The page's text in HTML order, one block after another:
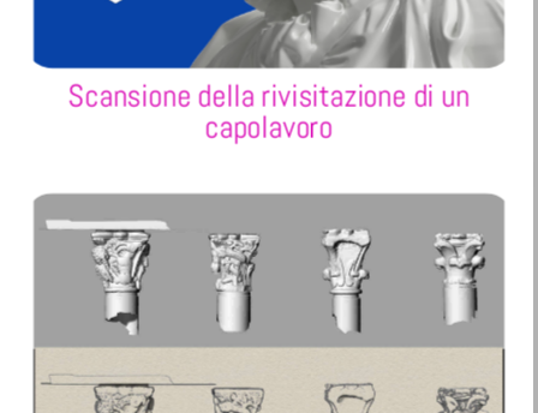
Scansione della rivisitazione di un
capolavoro